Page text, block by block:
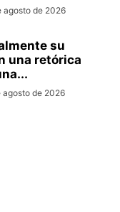
agosto de 2026
su
una retórica
agosto de 2026